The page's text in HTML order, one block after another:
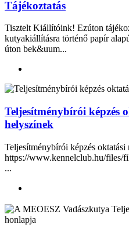
Tájékoztatás
Tisztelt Kiállítóink! Ezúton
kutyakiállításra történő papír
úton bek&uum...
Teljesítménybírói képzés
helyszínek
Teljesítménybírói képzés oktatási
https://www.kennelclub.hu/
...